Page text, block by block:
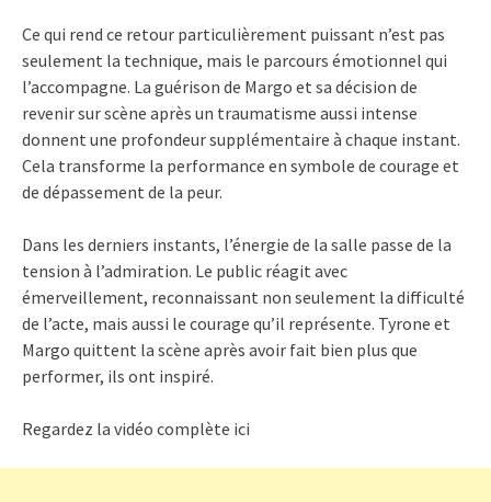
Ce qui rend ce retour particulièrement puissant n’est pas
seulement la technique, mais le parcours émotionnel qui
l’accompagne. La guérison de Margo et sa décision de
revenir sur scène après un traumatisme aussi intense
donnent une profondeur supplémentaire à chaque instant.
Cela transforme la performance en symbole de courage et
de dépassement de la peur.
Dans les derniers instants, l’énergie de la salle passe de la
tension à l’admiration. Le public réagit avec
émerveillement, reconnaissant non seulement la difficulté
de l’acte, mais aussi le courage qu’il représente. Tyrone et
Margo quittent la scène après avoir fait bien plus que
performer, ils ont inspiré.
Regardez la vidéo complète ici